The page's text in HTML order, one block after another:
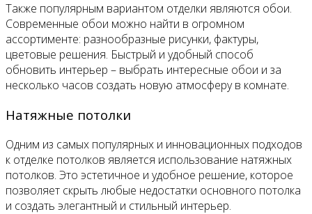
Также популярным вариантом отделки являются обои.
Современные обои можно найти в огромном
ассортименте: разнообразные рисунки, фактуры,
цветовые решения. Быстрый и удобный способ
обновить интерьер – выбрать интересные обои и за
несколько часов создать новую атмосферу в комнате.
Натяжные потолки
Одним из самых популярных и инновационных подходов
к отделке потолков является использование натяжных
потолков. Это эстетичное и удобное решение, которое
позволяет скрыть любые недостатки основного потолка
и создать элегантный и стильный интерьер.